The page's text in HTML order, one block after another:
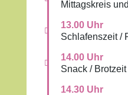
Mittagskreis

13.00 Uhr
Schlafenszeit /

14.00 Uhr
Snack / Brotzeit
14.30 Uhr